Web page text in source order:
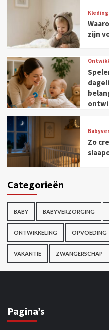
Kleding
zijn
Zo
Categorieën
BABY BABYVERZORGING
ONTWIKKELING OPVOEDING
VAKANTIE ZWANGERSCHAP
Pagina’s